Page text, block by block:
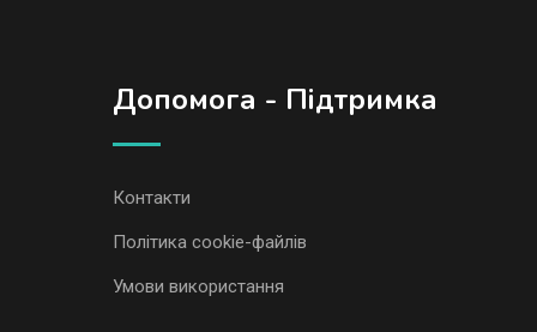
Допомога - Підтримка
Контакти
Політика cookie-файлів
Умови використання